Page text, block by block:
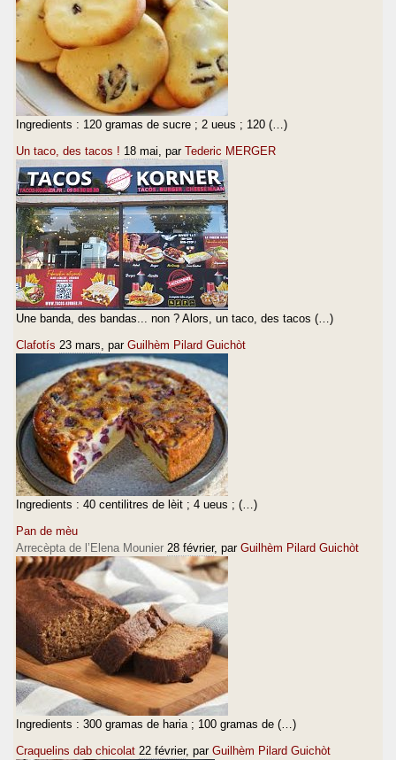
Ingredients : 120 gramas de sucre ; 2 ueus ; 120 (…)
Un taco, des tacos ! 18 mai, par Tederic MERGER
Une banda, des bandas... non ? Alors, un taco, des tacos (…)
Clafotís 23 mars, par Guilhèm Pilard Guichòt
Ingredients : 40 centilitres de lèit ; 4 ueus ; (…)
Pan de mèu
Arrecèpta de l’Elena Mounier 28 février, par Guilhèm Pilard Guichòt
Ingredients : 300 gramas de haria ; 100 gramas de (…)
Craquelins dab chicolat 22 février, par Guilhèm Pilard Guichòt